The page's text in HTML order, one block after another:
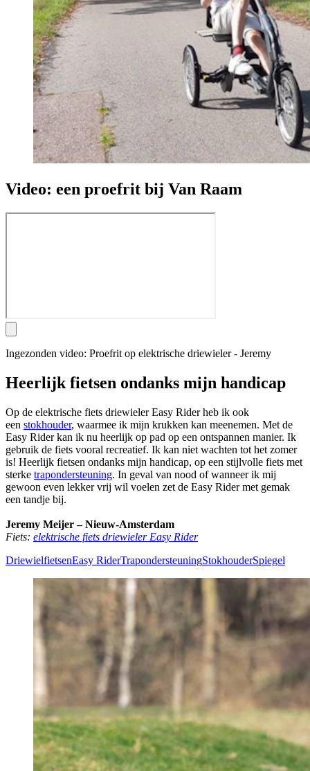
Video: een proefrit bij Van Raam
Ingezonden video: Proefrit op elektrische driewieler - Jeremy
Heerlijk fietsen ondanks mijn handicap
Op de elektrische fiets driewieler Easy Rider heb ik ook
een stokhouder, waarmee ik mijn krukken kan meenemen. Met de
Easy Rider kan ik nu heerlijk op pad op een ontspannen manier. Ik
gebruik de fiets vooral recreatief. Ik kan niet wachten tot het zomer
is! Heerlijk fietsen ondanks mijn handicap, op een stijlvolle fiets met
sterke trapondersteuning. In geval van nood of wanneer ik mij
gewoon even lekker vrij wil voelen zet de Easy Rider met gemak
een tandje bij.
Jeremy Meijer – Nieuw-Amsterdam
Fiets: elektrische fiets driewieler Easy Rider
DriewielfietsenEasy RiderTrapondersteuningStokhouderSpiegel